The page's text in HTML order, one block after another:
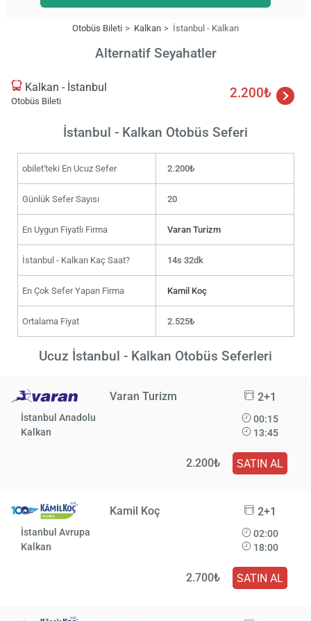
Otobüs Bileti Kalkan İstanbul - Kalkan
Alternatif Seyahatler
Kalkan - İstanbul
Otobüs Bileti
2.200₺
İstanbul - Kalkan Otobüs Seferi
obilet'teki En Ucuz Sefer 2.200₺
Günlük Sefer Sayısı 20
En Uygun Fiyatlı Firma Varan Turizm
İstanbul - Kalkan Kaç Saat? 14s 32dk
En Çok Sefer Yapan Firma Kamil Koç
Ortalama Fiyat 2.525₺
Ucuz İstanbul - Kalkan Otobüs Seferleri
Varan Turizm 2+1
İstanbul Anadolu
Kalkan
00:15
13:45
2.200₺ SATIN AL
Kamil Koç 2+1
İstanbul Avrupa
Kalkan
02:00
18:00
2.700₺ SATIN AL